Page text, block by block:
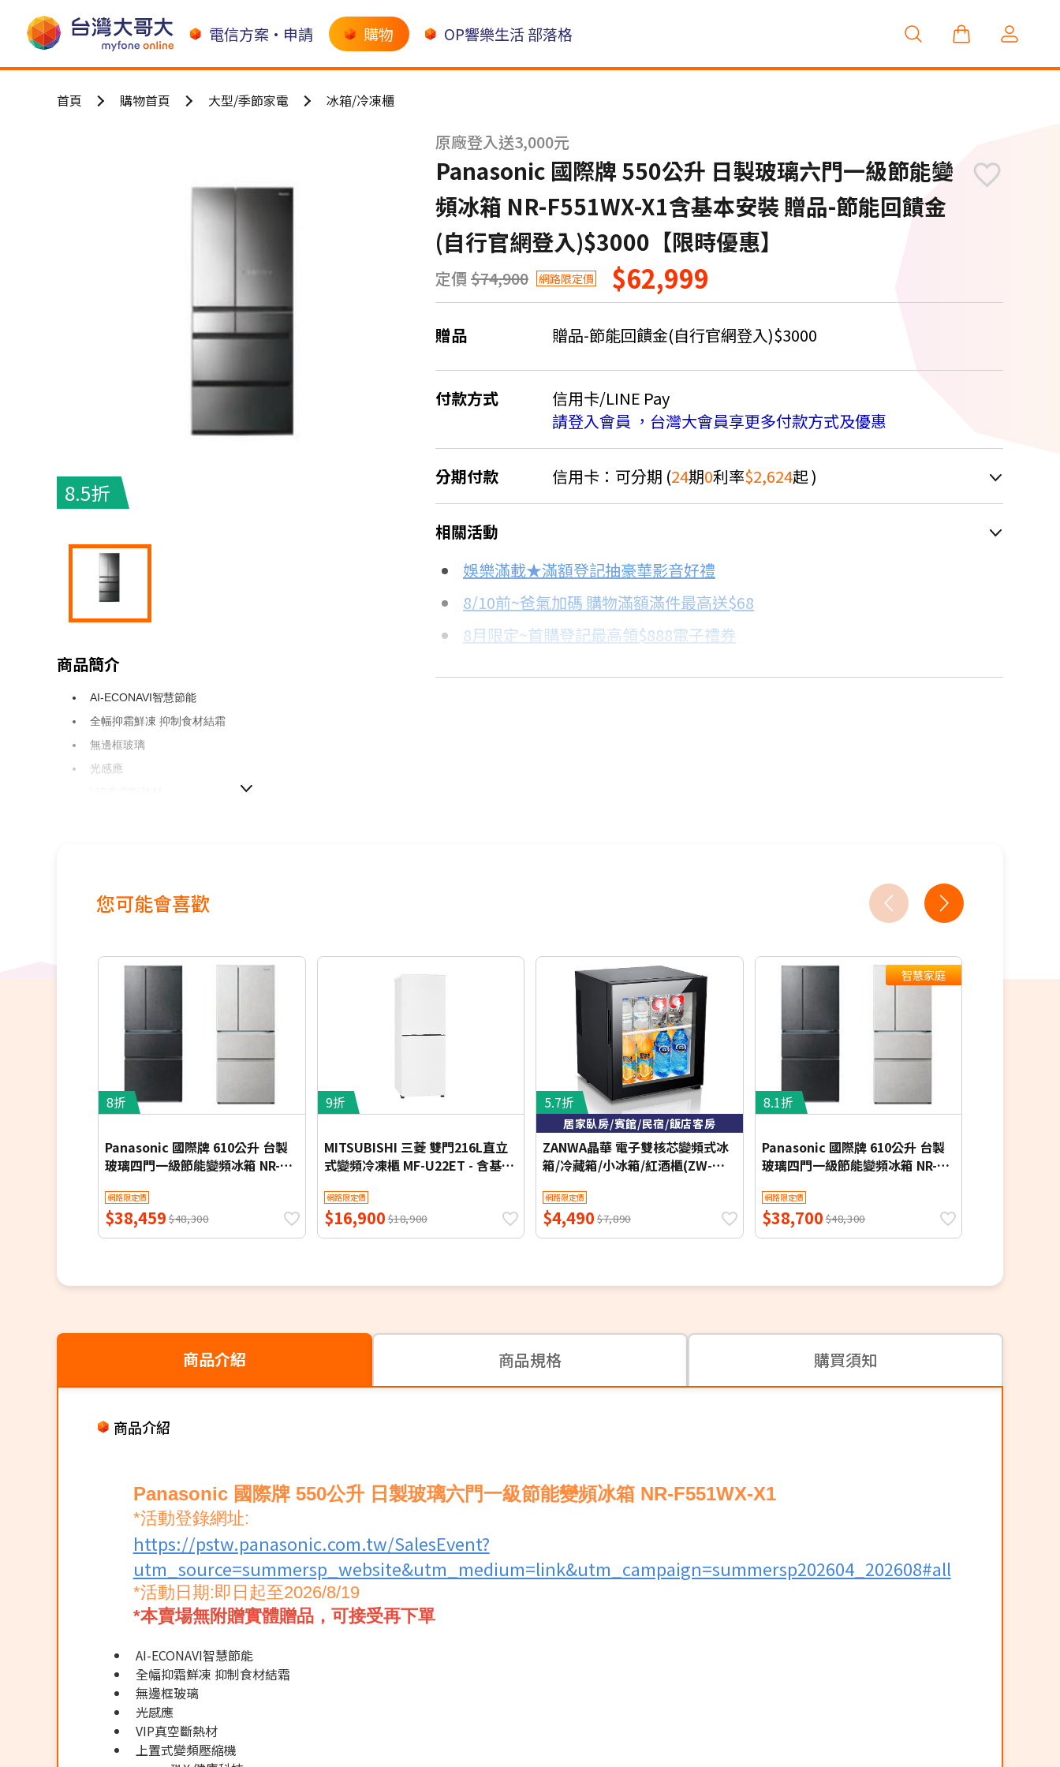
電信方案•申請 購物 OP響樂生活 部落格
首頁 購物首頁 大型/季節家電 冰箱/冷凍櫃
8.5折
商品簡介
AI-ECONAVI智慧節能
全幅抑霜鮮凍 抑制食材結霜
無邊框玻璃
光感應
智慧保濕蔬果室
全區域LED照明設計
自動製冰 (80分鐘快速製冰/主要零部件可水洗)
原廠登入送3,000元
Panasonic 國際牌 550公升 日製玻璃六門一級節能變
頻冰箱 NR-F551WX-X1含基本安裝 贈品-節能回饋金
(自行官網登入)$3000【限時優惠】
定價 $74,900 網路限定價 $62,999
贈品 贈品-節能回饋金(自行官網登入)$3000
付款方式
信用卡/LINE Pay
請登入會員 ，台灣大會員享更多付款方式及優惠
分期付款 信用卡：可分期 (24期0利率$2,624起 )
＊實際可分期數、適用利率，請以購物車顯示為主
信用卡分期
分期數
3期 0利率
每期金額
$20,999
配合銀行/業者
18家銀行/業者
相關活動
娛樂滿載★滿額登記抽豪華影音好禮
8/10前~爸氣加碼 購物滿額滿件最高送$68
8月限定~首購登記最高領$888電子禮券
您可能會喜歡
8折
Panasonic 國際牌 610公升 台製
玻璃四門一級節能變頻冰箱 NR-
惠】
網路限定價
$38,459 $48,300
9折
MITSUBISHI 三菱 雙門216L直立
式變頻冷凍櫃 MF-U22ET - 含基本
網路限定價
$16,900$18,900
5.7折
居家臥房/賓館/民宿/飯店客房
ZANWA晶華 電子雙核芯變頻式冰
箱/冷藏箱/小冰箱/紅酒櫃(ZW-
網路限定價
$4,490 $7,890
智慧家庭
8.1折
Panasonic 國際牌 610公升 台製
玻璃四門一級節能變頻冰箱 NR-
惠】
網路限定價
$38,700$48,300
商品介紹 商品規格 購買須知
商品介紹
Panasonic 國際牌 550公升 日製玻璃六門一級節能變頻冰箱 NR-F551WX-X1
*活動登錄網址:
https://pstw.panasonic.com.tw/SalesEvent?
utm_source=summersp_website&utm_medium=link&utm_campaign=summersp202604_202608#all
*活動日期:即日起至2026/8/19
*本賣場無附贈實體贈品，可接受再下單
AI-ECONAVI智慧節能
全幅抑霜鮮凍 抑制食材結霜
無邊框玻璃
光感應
VIP真空斷熱材
上置式變頻壓縮機